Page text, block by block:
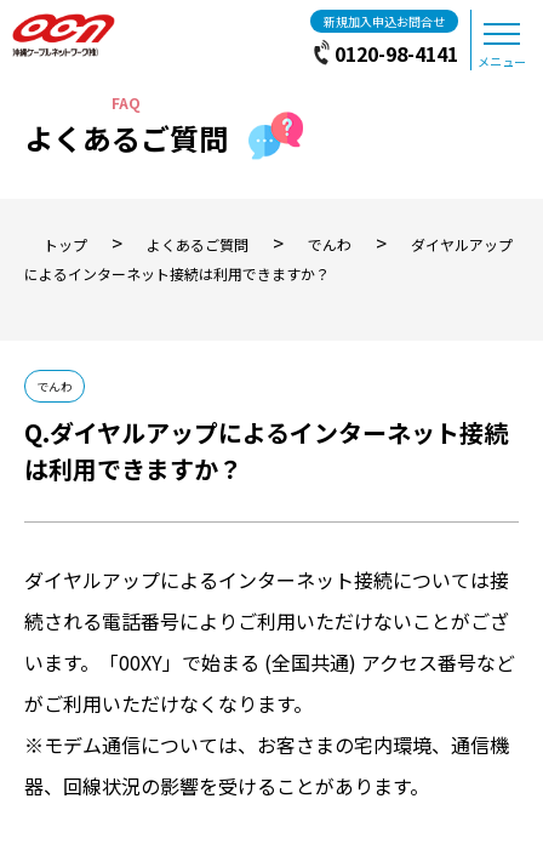
新規加入申込お問合せ
0120-98-4141 メニュー
よくあるご質問
トップ > よくあるご質問 > でんわ >
ダイヤルアップ
によるインターネット接続は利用できますか？
でんわ
ダイヤルアップによるインターネット接続
は利用できますか？
ダイヤルアップによるインターネット接続については接
続される電話番号によりご利用いただけないことがござ
います。「00XY」で始まる (全国共通) アクセス番号など
がご利用いただけなくなります。
※モデム通信については、お客さまの宅内環境、通信機
器、回線状況の影響を受けることがあります。